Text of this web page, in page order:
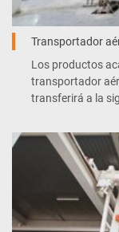
Transportador
Los productos
transportador
transferirá a la